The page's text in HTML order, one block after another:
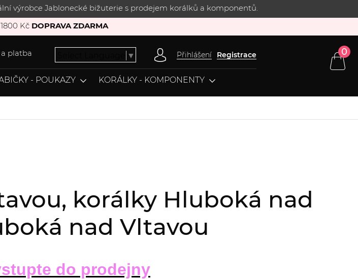
výrobce Jablonecké bižuterie s prodejem korálků a komponentů.
Kč DOPRAVA ZDARMA
platba ▼ Přihlášení Registrace 0
- POUKAZY KORÁLKY - KOMPONENTY
korálky Hluboká nad
nad Vltavou
do prodejny